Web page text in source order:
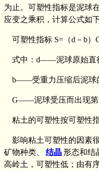
为止。可塑性指标是泥球
应变之乘积，计算公式如下
可塑性指标 S=（d－b）
式中：d——泥球原始直
b——受重力压缩后泥球
G——泥球受压而出现第
粘土的可塑性按可塑性
影响粘土可塑性的因素
矿物种类、
结晶形态和结
高岭土，可塑性低；由有